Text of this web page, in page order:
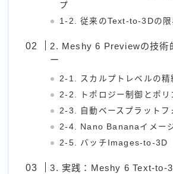
プ
1-2. 従来のText-to-3Dの限
2. Meshy 6 Previewの技術
ー
2-1. スカルプトレベルの精
2-2. トポロジー制御とポリ
2-3. 自動ベースプラットフ
2-4. Nano Bananaイメー
2-5. バッチImages-to-3D
3. 実践：Meshy 6 Text-to-